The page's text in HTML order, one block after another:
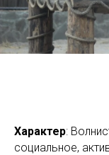
Характер:
социальное,